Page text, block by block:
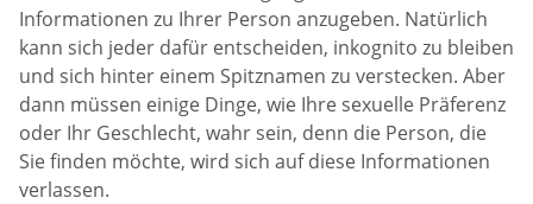
Informationen zu Ihrer Person anzugeben. Natürlich
kann sich jeder dafür entscheiden, inkognito zu bleiben
und sich hinter einem Spitznamen zu verstecken. Aber
dann müssen einige Dinge, wie Ihre sexuelle Präferenz
oder Ihr Geschlecht, wahr sein, denn die Person, die
Sie finden möchte, wird sich auf diese Informationen
verlassen.